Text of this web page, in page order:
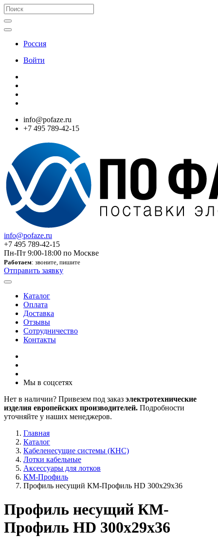
Россия
Войти
info@pofaze.ru
+7 495 789-42-15
info@pofaze.ru
+7 495 789-42-15
Пн-Пт 9:00-18:00 по Москве
Работаем: звоните, пишите
Отправить заявку
Каталог
Оплата
Доставка
Отзывы
Сотрудничество
Контакты
Мы в соцсетях
Нет в наличии? Привезем под заказ электротехнические
изделия европейских производителей. Подробности
уточняйте у наших менеджеров.
Главная
Каталог
Кабеленесущие системы (КНС)
Лотки кабельные
Аксессуары для лотков
КМ-Профиль
Профиль несущий КМ-Профиль HD 300х29х36
Профиль несущий КМ-
Профиль HD 300х29х36